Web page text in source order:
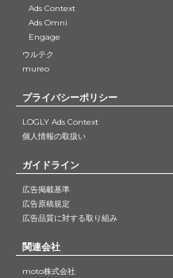
Ads Context
Ads Omni
Engage
ウルテク
mureo
プライバシーポリシー
LOGLY Ads Context
個人情報の取扱い
ガイドライン
広告掲載基準
広告原稿規定
広告品質に対する取り組み
関連会社
moto株式会社